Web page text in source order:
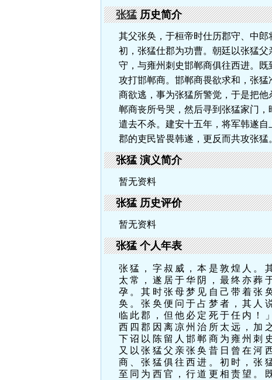
张猛历史简介
其父张奂，于桓帝时仕历郡守、中
初，张猛仕郡为功曹。朝廷以张猛
守，与雍州刺史邯郸商俱往西进。
攻打邯郸商。邯郸商畏欲求和，张
商欲逃，事为张猛所警觉，于是把
郸商丧所号哭，然后寻到张猛家门
遣去不杀。建安十五年，将军韩遂
郡的吏民皆畏韩遂，更反而共攻张猛
张猛 演义简介
暂无资料
张猛 历史评价
暂无资料
张猛 个人年表
张猛，字叔威，本是敦煌人。
太常，遂居于华阴，最终亦葬
孕。其时张母梦见自己带着张
奂。张奂便问于占梦者，其人
临此郡，但他必定死于任内！
西四郡因离凉州治所太远，加
下诏以陈留人邯郸商为雍州刺
又以张猛父亲张奂昔日曾在河
商、张猛俱往西进。初时，张
至同为西官，行道更相责望。